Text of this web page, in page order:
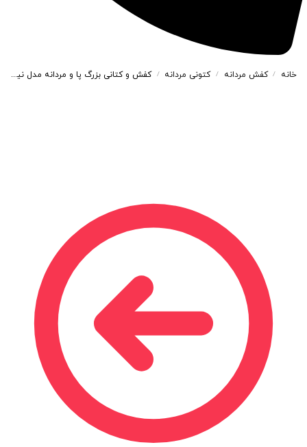
خانه / کفش مردانه / کتونی مردانه / کفش و کتانی بزرگ پا و مردانه مدل نیوبالانس NEW BALANCE رنگ سفید کد 99121